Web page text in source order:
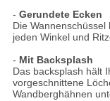
- Gerundete Ecken
Die
jeden Winkel und
- Mit Backsplash
Das backsplash hält
vorgeschnittene
Wandberghähnen